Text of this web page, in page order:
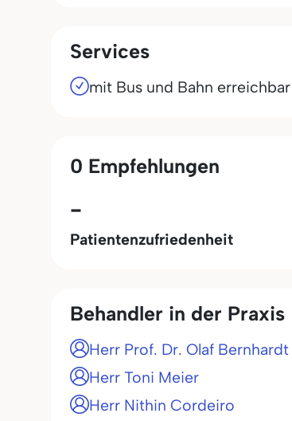
Services
mit Bus und Bahn erreichbar
0 Empfehlungen
-
Patientenzufriedenheit
Behandler in der Praxis
Herr Prof. Dr. Olaf Bernhardt
Herr Toni Meier
Herr Nithin Cordeiro